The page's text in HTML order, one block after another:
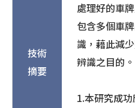
技術
摘要
處理好的車
包含多個車
識，藉此減
辨識之目的。
1.本研究成